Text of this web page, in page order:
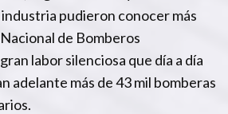
pudieron conocer más
de Bomberos
labor silenciosa que día a día
adelante más de 43 mil bomberas